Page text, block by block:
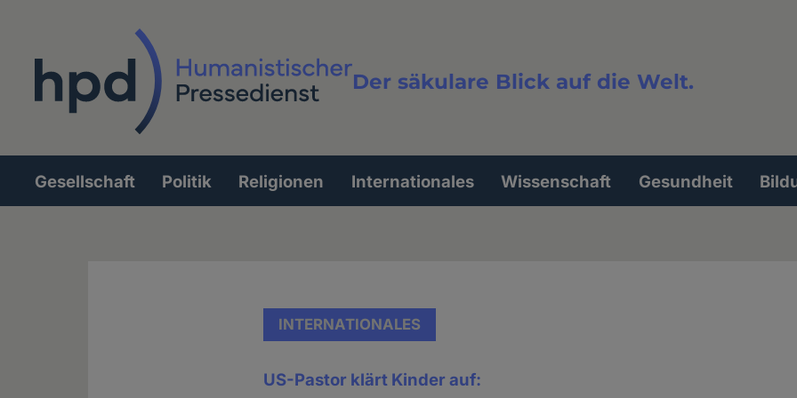
Der säkulare Blick auf die Welt.
Volltextsuche
Hauptnavigation
Gesellschaft Politik Religionen Internationales Wissenschaft Gesundheit
INTERNATIONALES
US-Pastor klärt Kinder auf: